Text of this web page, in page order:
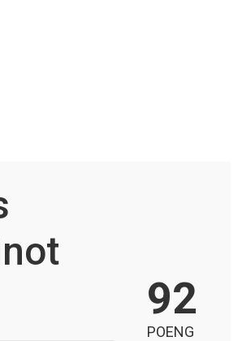
92
POENG